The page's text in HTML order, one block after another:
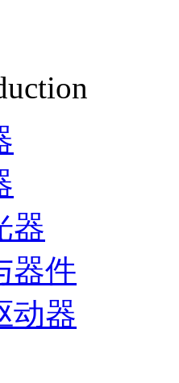
器
器件
动器